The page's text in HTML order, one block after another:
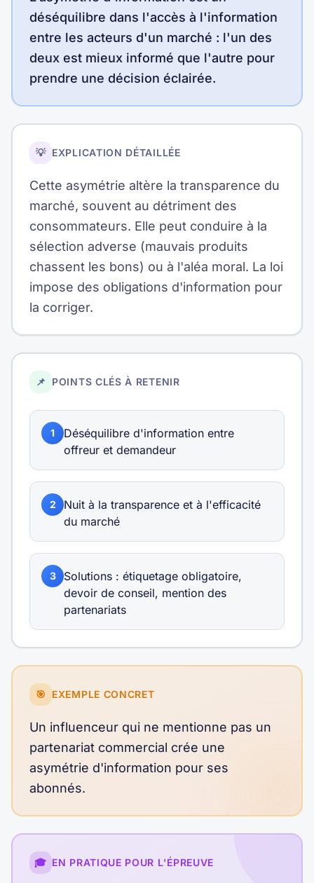
déséquilibre dans l'accès à l'information
entre les acteurs d'un marché : l'un des
deux est mieux informé que l'autre pour
prendre une décision éclairée.
💡 EXPLICATION DÉTAILLÉE
Cette asymétrie altère la transparence du
marché, souvent au détriment des
consommateurs. Elle peut conduire à la
sélection adverse (mauvais produits
chassent les bons) ou à l'aléa moral. La loi
impose des obligations d'information pour
la corriger.
📌 POINTS CLÉS À RETENIR
1
Déséquilibre d'information entre
offreur et demandeur
2
Nuit à la transparence et à l'efficacité
du marché
3
Solutions : étiquetage obligatoire,
devoir de conseil, mention des
partenariats
🎯 EXEMPLE CONCRET
Un influenceur qui ne mentionne pas un
partenariat commercial crée une
asymétrie d'information pour ses
abonnés.
🎓 EN PRATIQUE POUR L'ÉPREUVE